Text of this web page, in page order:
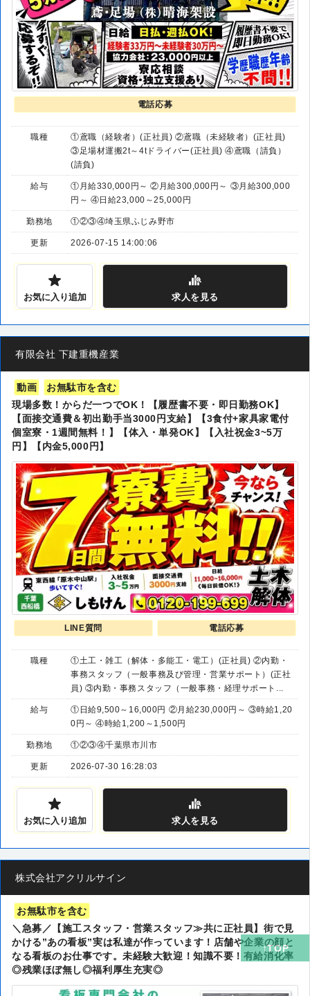
電話応募
職種
①鳶職（経験者）(正社員) ②鳶職（未経験者）(正社員)
③足場材運搬2t～4tドライバー(正社員) ④鳶職（請負）
(請負)
給与
①月給330,000円～ ②月給300,000円～ ③月給300,000
円～ ④日給23,000～25,000円
勤務地 ①②③④埼玉県ふじみ野市
更新 2026-07-15 14:00:06
お気に入り追加 求人を見る
有限会社 下建重機産業
動画
お無駄市を含む
現場多数！からだ一つでOK！【履歴書不要・即日勤務OK】
【面接交通費＆初出勤手当3000円支給】【3食付+家具家電付
個室寮・1週間無料！】【体入・単発OK】【入社祝金3~5万
円】【内金5,000円】
LINE質問 電話応募
職種
①土工・雑工（解体・多能工・電工）(正社員) ②内勤・
事務スタッフ（一般事務及び管理・営業サポート）(正社
員) ③内勤・事務スタッフ（一般事務・経理サポート...
給与
①日給9,500～16,000円 ②月給230,000円～ ③時給1,20
0円～ ④時給1,200～1,500円
勤務地 ①②③④千葉県市川市
更新 2026-07-30 16:28:03
お気に入り追加 求人を見る
株式会社アクリルサイン
お無駄市を含む
＼急募／【施工スタッフ・営業スタッフ≫共に正社員】街で見
かける”あの看板”実は私達が作っています！店舗や企業の顔と
なる看板のお仕事です。未経験大歓迎！知識不要！有給消化率
◎残業ほぼ無し◎福利厚生充実◎